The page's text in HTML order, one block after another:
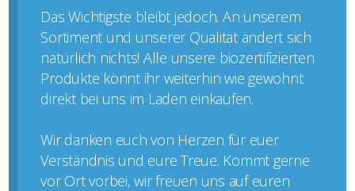
Das Wichtigste bleibt jedoch. An unserem
Sortiment und unserer Qualität ändert sich
natürlich nichts! Alle unsere biozertifizierten
Produkte könnt ihr weiterhin wie gewohnt
direkt bei uns im Laden einkaufen.
Wir danken euch von Herzen für euer
Verständnis und eure Treue. Kommt gerne
vor Ort vorbei, wir freuen uns auf euren